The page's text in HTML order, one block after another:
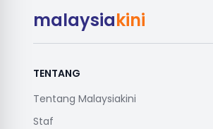
malaysiakini
TENTANG
Tentang Malaysiakini
Staf